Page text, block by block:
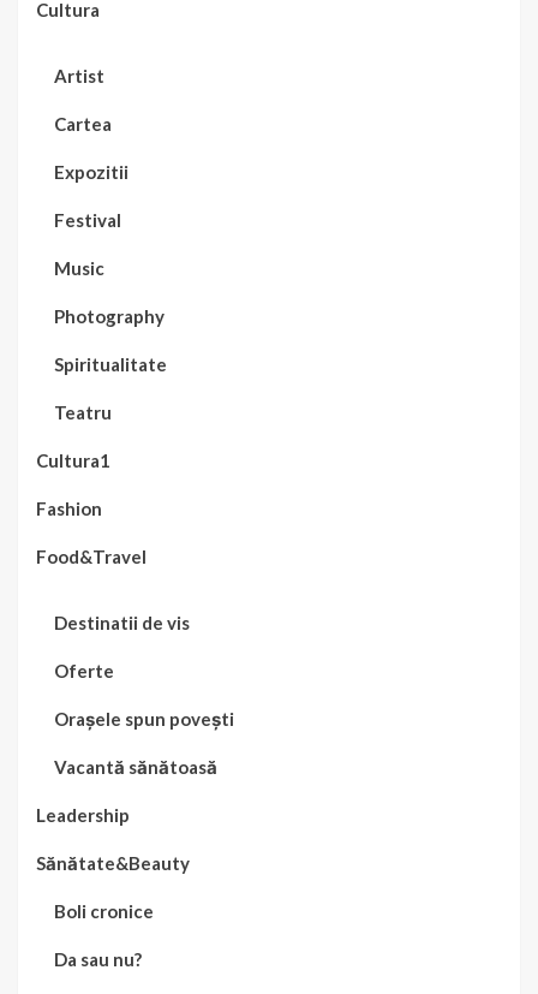
Cultura
Artist
Cartea
Expozitii
Festival
Music
Photography
Spiritualitate
Teatru
Cultura1
Fashion
Food&Travel
Destinatii de vis
Oferte
Orașele spun povești
Vacantă sănătoasă
Leadership
Sănătate&Beauty
Boli cronice
Da sau nu?